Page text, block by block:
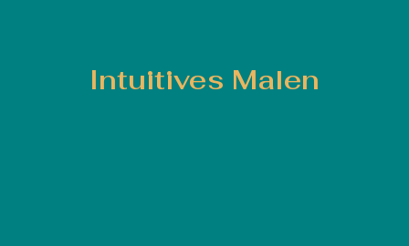
Intuitives Malen